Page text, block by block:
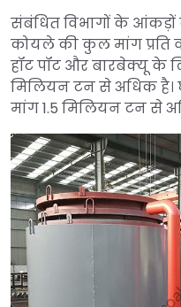
संबंधित विभागों के
कोयले की कुल मांग प्रति
हॉट पॉट और बारबेक्यू के
मिलियन टन से अधिक
मांग 1.5 मिलियन टन से